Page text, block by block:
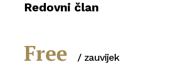
Redovni član
Free / zauvijek